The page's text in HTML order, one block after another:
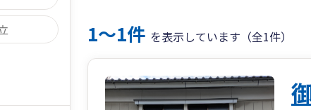
1〜1件 を表示しています（全1件）